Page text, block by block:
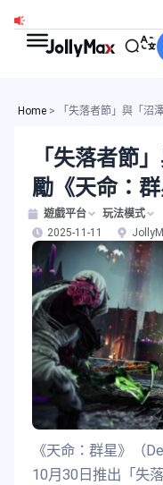
Home > 「失落者節」與「沼
「失落者節
勵《天命：
遊戲平台
玩法模式
2025-11-11
《天命：群星》（
10月30日推出「失